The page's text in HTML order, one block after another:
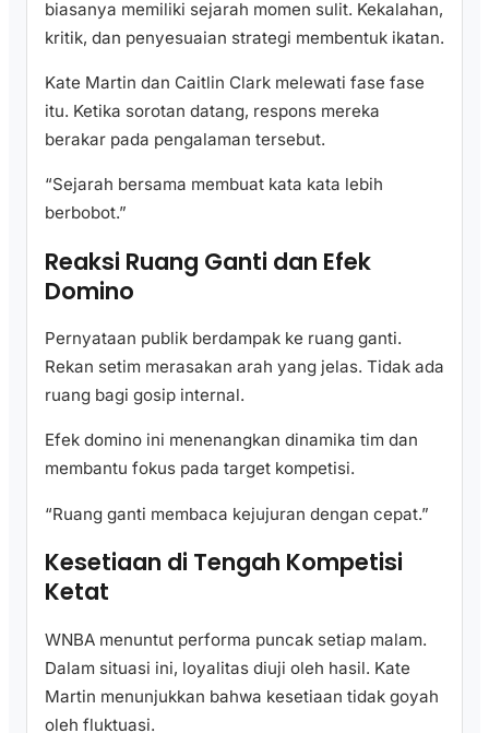
biasanya memiliki sejarah momen sulit. Kekalahan,
kritik, dan penyesuaian strategi membentuk ikatan.
Kate Martin dan Caitlin Clark melewati fase fase
itu. Ketika sorotan datang, respons mereka
berakar pada pengalaman tersebut.
“Sejarah bersama membuat kata kata lebih
berbobot.”
Reaksi Ruang Ganti dan Efek
Domino
Pernyataan publik berdampak ke ruang ganti.
Rekan setim merasakan arah yang jelas. Tidak ada
ruang bagi gosip internal.
Efek domino ini menenangkan dinamika tim dan
membantu fokus pada target kompetisi.
“Ruang ganti membaca kejujuran dengan cepat.”
Kesetiaan di Tengah Kompetisi
Ketat
WNBA menuntut performa puncak setiap malam.
Dalam situasi ini, loyalitas diuji oleh hasil. Kate
Martin menunjukkan bahwa kesetiaan tidak goyah
oleh fluktuasi.